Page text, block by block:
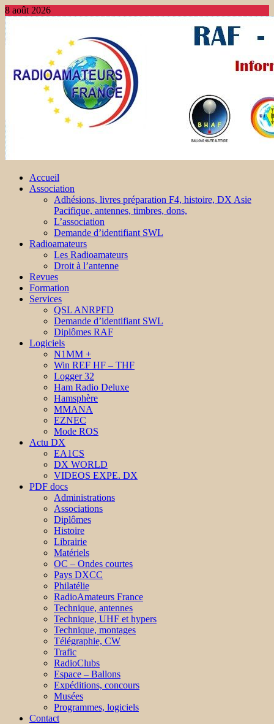
8 août 2026
Accueil
Association
Adhésions, livres préparation F4, histoire, DX Asie
Pacifique, antennes, timbres, dons,
L’association
Demande d’identifiant SWL
Radioamateurs
Les Radioamateurs
Droit à l’antenne
Revues
Formation
Services
QSL ANRPFD
Demande d’identifiant SWL
Diplômes RAF
Logiciels
N1MM +
Win REF HF – THF
Logger 32
Ham Radio Deluxe
Hamsphère
MMANA
EZNEC
Mode ROS
Actu DX
EA1CS
DX WORLD
VIDEOS EXPE. DX
PDF docs
Administrations
Associations
Diplômes
Histoire
Librairie
Matériels
OC – Ondes courtes
Pays DXCC
Philatélie
RadioAmateurs France
Technique, antennes
Technique, UHF et hypers
Technique, montages
Télégraphie, CW
Trafic
RadioClubs
Espace – Ballons
Expéditions, concours
Musées
Programmes, logiciels
Contact